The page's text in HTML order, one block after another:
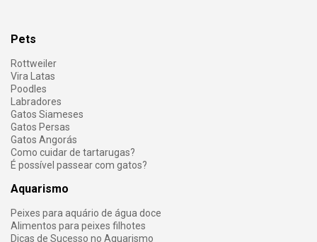
Pets
Rottweiler
Vira Latas
Poodles
Labradores
Gatos Siameses
Gatos Persas
Gatos Angorás
Como cuidar de tartarugas?
É possível passear com gatos?
Aquarismo
Peixes para aquário de água doce
Alimentos para peixes filhotes
Dicas de Sucesso no Aquarismo